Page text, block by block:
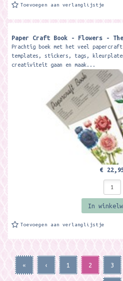
Toevoegen aan verlanglijstje
Paper Craft Book - Flowers -
Prachtig boek met het veel
templates, stickers, tags,
creativiteit gaan en maak...
€
In
Toevoegen aan verlanglijstje
« ‹ 1 2 3